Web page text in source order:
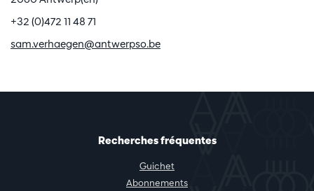
+32 (0)472 11 48 71
sam.verhaegen@antwerpso.be
Recherches fréquentes
Guichet
Abonnements